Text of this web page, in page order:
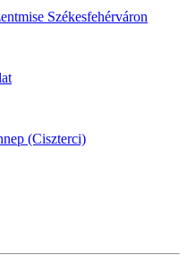
Székesfehérváron
(Ciszterci)